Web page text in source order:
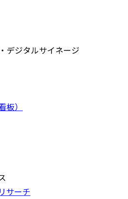
デジタルサイネージ
）
サーチ